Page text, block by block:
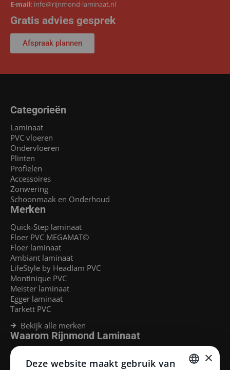
E-mail: info@rijnmond-laminaat.nl
Gratis advies gesprek
Afspraak plannen
Categorieën
Laminaat
PVC vloeren
Ondervloeren
Plinten
Profielen
Accessoires
Zonwering
Schoonmaak en Onderhoud
Merken
Quick-Step laminaat
Floer PVC MEGAMAT©
Floer laminaat
Ambiant laminaat
LifeStyle by Headlam PVC
Montinique PVC
Meister laminaat
Egger laminaat
Tarkett PVC
Bekijk alle merken
Waarom Rijnmond Laminaat
Legservice
Laminaat Capelle aan den Ijssel
×
Deze website maakt gebruik van